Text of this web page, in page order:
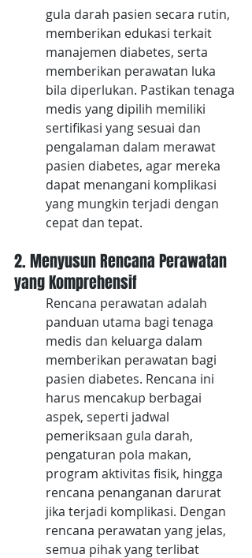
gula darah pasien secara rutin,
memberikan edukasi terkait
manajemen diabetes, serta
memberikan perawatan luka
bila diperlukan. Pastikan tenaga
medis yang dipilih memiliki
sertifikasi yang sesuai dan
pengalaman dalam merawat
pasien diabetes, agar mereka
dapat menangani komplikasi
yang mungkin terjadi dengan
cepat dan tepat.
2. Menyusun Rencana Perawatan
yang Komprehensif
Rencana perawatan adalah
panduan utama bagi tenaga
medis dan keluarga dalam
memberikan perawatan bagi
pasien diabetes. Rencana ini
harus mencakup berbagai
aspek, seperti jadwal
pemeriksaan gula darah,
pengaturan pola makan,
program aktivitas fisik, hingga
rencana penanganan darurat
jika terjadi komplikasi. Dengan
rencana perawatan yang jelas,
semua pihak yang terlibat